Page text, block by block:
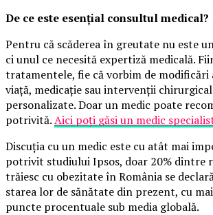
De ce este esențial consultul medical?
Pentru că scăderea în greutate nu este
ci unul ce necesită expertiză medicală.
tratamentele, fie că vorbim de modificări
viață, medicație sau intervenții
personalizate. Doar un medic poate
potrivită.Aici poți găsi un medic
Discuția cu un medic este cu atât mai
potrivit studiului Ipsos, doar 20% dintre
trăiesc cu obezitate în România se
starea lor de sănătate din prezent, cu
puncte procentuale sub media globală.